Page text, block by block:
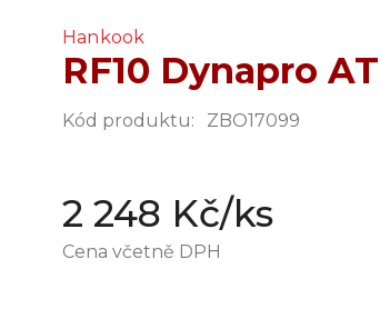
Hankook
RF10 Dynapro
Kód produktu: ZBO17099
2 248 Kč/ks
Cena včetně DPH